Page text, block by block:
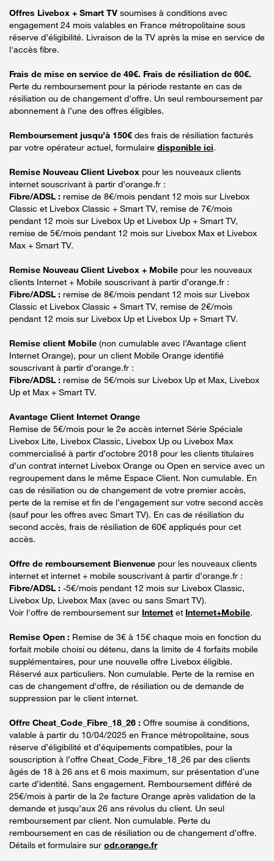
Offres Livebox + Smart TV soumises à conditions avec
engagement 24 mois valables en France métropolitaine sous
réserve d’éligibilité. Livraison de la TV après la mise en service de
l'accès fibre.
Frais de mise en service de 49€. Frais de résiliation de 60€.
Perte du remboursement pour la période restante en cas de
résiliation ou de changement d'offre. Un seul remboursement par
abonnement à l’une des offres éligibles.
Remboursement jusqu’à 150€ des frais de résiliation facturés
par votre opérateur actuel, formulaire disponible ici.
Remise Nouveau Client Livebox pour les nouveaux clients
internet souscrivant à partir d’orange.fr :
Fibre/ADSL : remise de 8€/mois pendant 12 mois sur Livebox
Classic et Livebox Classic + Smart TV, remise de 7€/mois
pendant 12 mois sur Livebox Up et Livebox Up + Smart TV,
remise de 5€/mois pendant 12 mois sur Livebox Max et Livebox
Max + Smart TV.
Remise Nouveau Client Livebox + Mobile pour les nouveaux
clients Internet + Mobile souscrivant à partir d’orange.fr :
Fibre/ADSL : remise de 8€/mois pendant 12 mois sur Livebox
Classic et Livebox Classic + Smart TV, remise de 2€/mois
pendant 12 mois sur Livebox Up et Livebox Up + Smart TV.
Remise client Mobile (non cumulable avec l’Avantage client
Internet Orange), pour un client Mobile Orange identifié
souscrivant à partir d’orange.fr :
Fibre/ADSL : remise de 5€/mois sur Livebox Up et Max, Livebox
Up et Max + Smart TV.
Avantage Client Internet Orange
Remise de 5€/mois pour le 2e accès internet Série Spéciale
Livebox Lite, Livebox Classic, Livebox Up ou Livebox Max
commercialisé à partir d’octobre 2018 pour les clients titulaires
d’un contrat internet Livebox Orange ou Open en service avec un
regroupement dans le même Espace Client. Non cumulable. En
cas de résiliation ou de changement de votre premier accès,
perte de la remise et fin de l’engagement sur votre second accès
(sauf pour les offres avec Smart TV). En cas de résiliation du
second accès, frais de résiliation de 60€ appliqués pour cet
accès.
Offre de remboursement Bienvenue pour les nouveaux clients
internet et internet + mobile souscrivant à partir d’orange.fr :
Fibre/ADSL : -5€/mois pendant 12 mois sur Livebox Classic,
Livebox Up, Livebox Max (avec ou sans Smart TV).
Voir l'offre de remboursement sur Internet et Internet+Mobile.
Remise Open : Remise de 3€ à 15€ chaque mois en fonction du
forfait mobile choisi ou détenu, dans la limite de 4 forfaits mobile
supplémentaires, pour une nouvelle offre Livebox éligible.
Réservé aux particuliers. Non cumulable. Perte de la remise en
cas de changement d'offre, de résiliation ou de demande de
suppression par le client internet.
Offre Cheat_Code_Fibre_18_26 : Offre soumise à conditions,
valable à partir du 10/04/2025 en France métropolitaine, sous
réserve d’éligibilité et d’équipements compatibles, pour la
souscription à l’offre Cheat_Code_Fibre_18_26 par des clients
âgés de 18 à 26 ans et 6 mois maximum, sur présentation d’une
carte d’identité. Sans engagement. Remboursement différé de
25€/mois à partir de la 2e facture Orange après validation de la
demande et jusqu’aux 26 ans révolus du client. Un seul
remboursement par client. Non cumulable. Perte du
remboursement en cas de résiliation ou de changement d’offre.
Détails et formulaire sur odr.orange.fr